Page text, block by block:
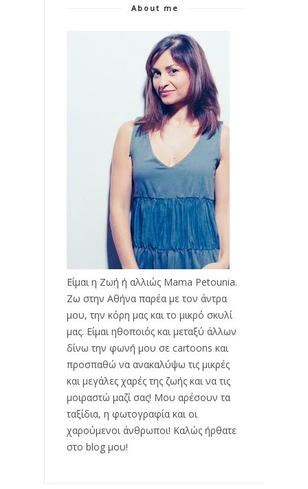
About me
Είμαι η Ζωή ή αλλιώς Mama Petounia.
Ζω στην Αθήνα παρέα με τον άντρα
μου, την κόρη μας και το μικρό σκυλί
μας. Είμαι ηθοποιός και μεταξύ άλλων
δίνω την φωνή μου σε cartoons και
προσπαθώ να ανακαλύψω τις μικρές
και μεγάλες χαρές της ζωής και να τις
μοιραστώ μαζί σας! Μου αρέσουν τα
ταξίδια, η φωτογραφία και οι
χαρούμενοι άνθρωποι! Καλώς ήρθατε
στο blog μου!